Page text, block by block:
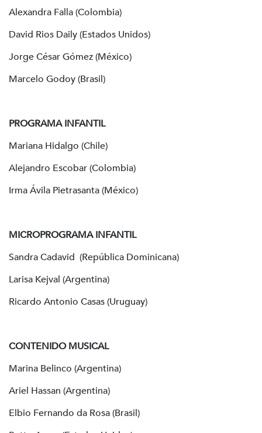
Alexandra Falla (Colombia)
David Rios Daily (Estados Unidos)
Jorge César Gómez (México)
Marcelo Godoy (Brasil)
PROGRAMA INFANTIL
Mariana Hidalgo (Chile)
Alejandro Escobar (Colombia)
Irma Ávila Pietrasanta (México)
MICROPROGRAMA INFANTIL
Sandra Cadavid (República Dominicana)
Larisa Kejval (Argentina)
Ricardo Antonio Casas (Uruguay)
CONTENIDO MUSICAL
Marina Belinco (Argentina)
Ariel Hassan (Argentina)
Elbio Fernando da Rosa (Brasil)